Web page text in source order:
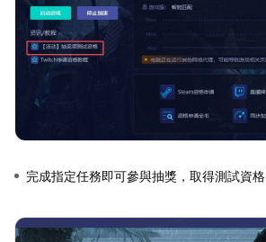
完成指定任務即可參與抽獎，取得測試資格